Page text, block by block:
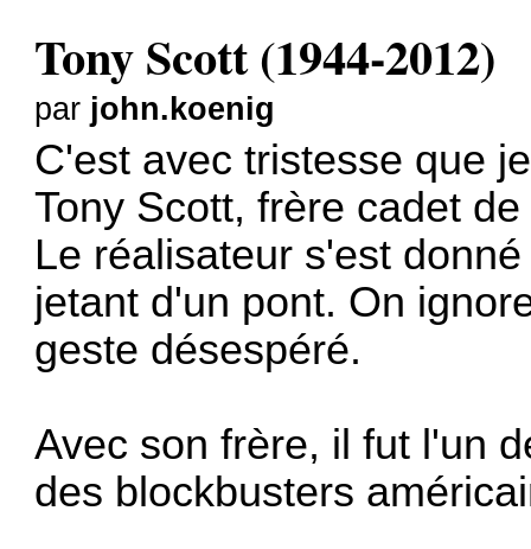
Tony Scott (1944-2012)
par john.koenig
C'est avec tristesse que
Tony Scott, frère cadet
Le réalisateur s'est
jetant d'un pont. On
geste désespéré.
Avec son frère, il fut l'un
des blockbusters